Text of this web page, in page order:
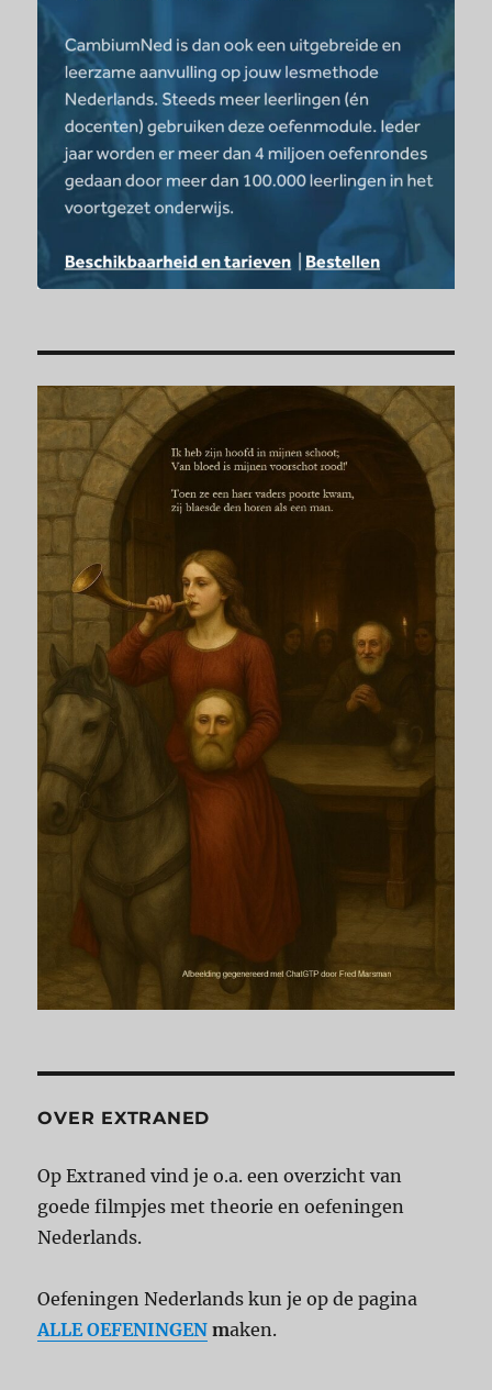
OVER EXTRANED
Op Extraned vind je o.a. een overzicht van
goede filmpjes met theorie en oefeningen
Nederlands.
Oefeningen Nederlands kun je op de pagina
ALLE OEFENINGEN maken.